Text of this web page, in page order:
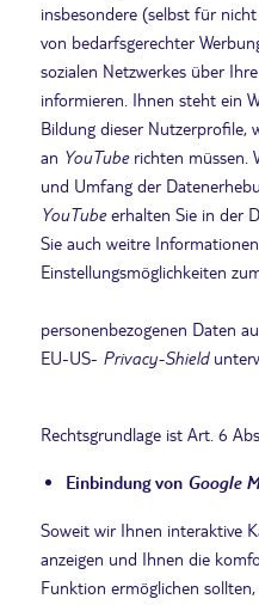
insbesondere (selbst für
von bedarfsgerechter
sozialen Netzwerkes über
informieren. Ihnen steht ein
Bildung dieser Nutzerprofile,
an YouTube richten müssen.
und Umfang der
YouTubeerhalten Sie in der
Sie auch weitre
Einstellungsmöglichkeiten
personenbezogenen Daten
EU-US- Privacy-Shield
Rechtsgrundlage ist Art. 6
Einbindung von Google
Soweit wir Ihnen interaktive
anzeigen und Ihnen die
Funktion ermöglichen